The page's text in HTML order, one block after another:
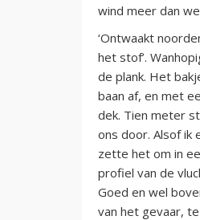
wind meer dan
‘Ontwaakt
het stof’.
de plank. Het
baan af, en met
dek. Tien meter
ons door. Alsof ik
zette het om in
profiel van de
Goed en wel
van het gevaar,